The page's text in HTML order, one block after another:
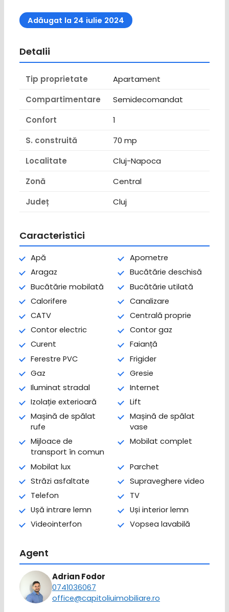
Adăugat la 24 iulie 2024
Detalii
Tip proprietate
Apartament
Compartimentare
Semidecomandat
Confort
1
S. construită
70 mp
Localitate
Cluj-Napoca
Zonă
Central
Județ
Cluj
Caracteristici
Apă
Apometre
Aragaz
Bucătărie deschisă
Bucătărie mobilată
Bucătărie utilată
Calorifere
Canalizare
CATV
Centrală proprie
Contor electric
Contor gaz
Curent
Faianță
Ferestre PVC
Frigider
Gaz
Gresie
Iluminat stradal
Internet
Izolație exterioară
Lift
Mașină de spălat
rufe
Mașină de spălat
vase
Mijloace de
transport în comun
Mobilat complet
Mobilat lux
Parchet
Străzi asfaltate
Supraveghere video
Telefon
TV
Ușă intrare lemn
Uși interior lemn
Videointerfon
Vopsea lavabilă
Agent
Adrian Fodor
0741036067
office@capitoliuimobiliare.ro